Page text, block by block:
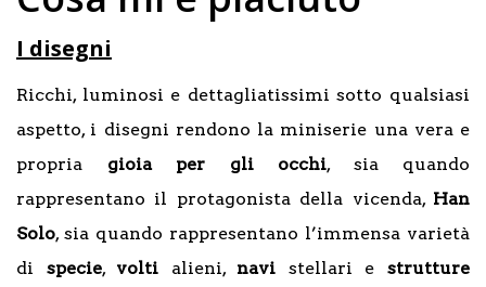
I disegni
Ricchi, luminosi e dettagliatissimi sotto qualsiasi
aspetto, i disegni rendono la miniserie una vera e
propria gioia per gli occhi, sia quando
rappresentano il protagonista della vicenda, Han
Solo, sia quando rappresentano l’immensa varietà
di specie, volti alieni, navi stellari estrutture